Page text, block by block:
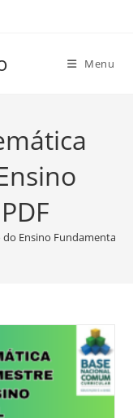
Menu
Ensino Fundamental